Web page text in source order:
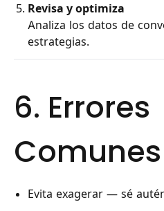
Revisa y optimiza
Analiza los datos de
estrategias.
6. Errores
Evita exagerar — sé